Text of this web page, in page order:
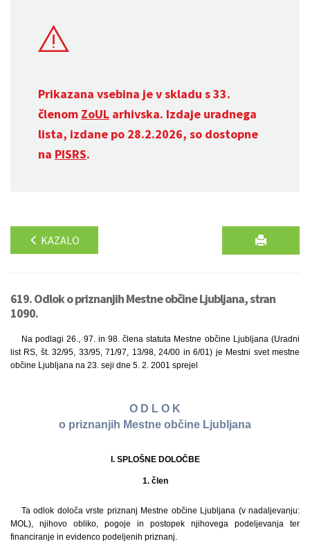
Prikazana vsebina je v skladu s 33.
členom ZoUL arhivska. Izdaje uradnega
lista, izdane po 28.2.2026, so dostopne
na PISRS.
KAZALO
619. Odlok o priznanjih Mestne občine Ljubljana, stran
1090.
Na podlagi 26., 97. in 98. člena statuta Mestne občine Ljubljana (Uradni
list RS, št. 32/95, 33/95, 71/97, 13/98, 24/00 in 6/01) je Mestni svet mestne
občine Ljubljana na 23. seji dne 5. 2. 2001 sprejel
O D L O K
o priznanjih Mestne občine Ljubljana
I. SPLOŠNE DOLOČBE
1. člen
Ta odlok določa vrste priznanj Mestne občine Ljubljana (v nadaljevanju:
MOL), njihovo obliko, pogoje in postopek njihovega podeljevanja ter
financiranje in evidenco podeljenih priznanj.